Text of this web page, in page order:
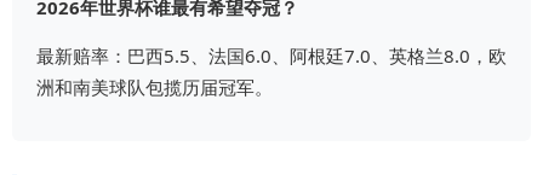
2026年世界杯谁最有希望夺冠？
最新赔率：巴西5.5、法国6.0、阿根廷7.0、英格兰8.0，欧
洲和南美球队包揽历届冠军。